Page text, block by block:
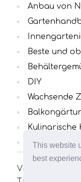
This website
best
Viele
Anbau von
Beste und
DIY
Wachsende
Kulinarische
Alle